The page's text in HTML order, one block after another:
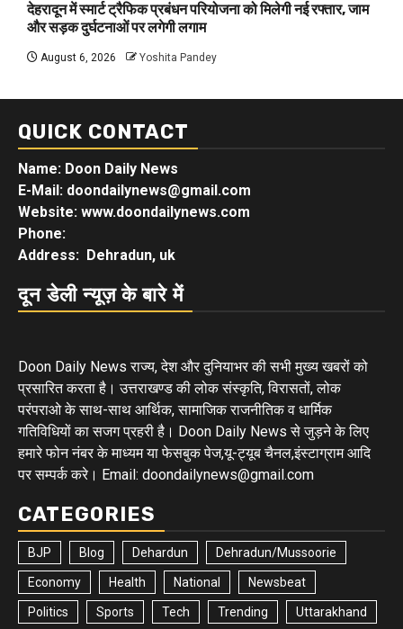
देहरादून में स्मार्ट ट्रैफिक प्रबंधन परियोजना को मिलेगी नई रफ्तार, जाम
और सड़क दुर्घटनाओं पर लगेगी लगाम
August 6, 2026 Yoshita Pandey
QUICK CONTACT
Name: Doon Daily News
E-Mail: doondailynews@gmail.com
Website: www.doondailynews.com
Phone:
Address: Dehradun, uk
दून डेली न्यूज़ के बारे में
Doon Daily News राज्य, देश और दुनियाभर की सभी मुख्य खबरों को
प्रसारित करता है। उत्तराखण्ड की लोक संस्कृति, विरासतों, लोक
परंपराओ के साथ-साथ आर्थिक, सामाजिक राजनीतिक व धार्मिक
गतिविधियों का सजग प्रहरी है। Doon Daily News से जुड़ने के लिए
हमारे फोन नंबर के माध्यम या फेसबुक पेज,यू-ट्यूब चैनल,इंस्टाग्राम आदि
पर सम्पर्क करे। Email: doondailynews@gmail.com
CATEGORIES
BJP Blog Dehardun Dehradun/Mussoorie
Economy Health National Newsbeat
Politics Sports Tech Trending Uttarakhand